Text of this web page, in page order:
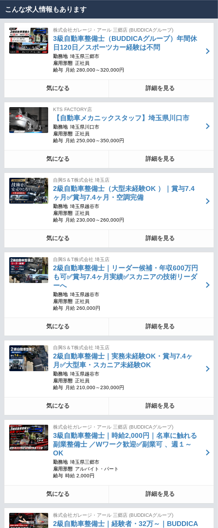
こんな求人情報もあります
株式会社ガレージ・アール 三郷店 (BUDDICAグループ)
3級自動車整備士（BUDDICAグループ）年間休
日120日／スポーツカー経験は不問
勤務地 埼玉県三郷市
雇用形態 正社員
給与
月給 280,000～320,000円
気になる 詳細を見る
KTS FACTORY店
【自動車メカニックスタッフ】埼玉県川口市
勤務地 埼玉県川口市
雇用形態 正社員
給与
月給 250,000～350,000円
気になる 詳細を見る
自興S＆T株式会社 埼玉店
2級自動車整備士（大型未経験OK ）｜賞与7.4
ヶ月✅賞与7.4ヶ月・空調完備
勤務地 埼玉県越谷市
雇用形態 正社員
給与
月給 230,000～260,000円
気になる 詳細を見る
自興S＆T株式会社 埼玉店
2級自動車整備士｜リーダー候補・年収600万円
も可✅賞与7.4ヶ月実績✅スカニアの技術リーダ
ーへ
勤務地 埼玉県越谷市
雇用形態 正社員
給与
月給 260,000円
気になる 詳細を見る
自興S＆T株式会社 埼玉店
2級自動車整備士｜実務未経験OK・賞与7.4ヶ
月✅大型車・スカニア未経験OK
勤務地 埼玉県越谷市
雇用形態 正社員
給与
月給 210,000～230,000円
気になる 詳細を見る
株式会社ガレージ・アール 三郷店 (BUDDICAグループ)
3級自動車整備士｜時給2,000円｜名車に触れる
副業整備士 ／Wワーク歓迎✅副業可 、週１～
OK
勤務地 埼玉県三郷市
雇用形態 アルバイト・パート
給与 時給 2,000円
気になる 詳細を見る
株式会社ガレージ・アール 三郷店 (BUDDICAグループ)
2級自動車整備士｜経験者・32万～｜BUDDICA